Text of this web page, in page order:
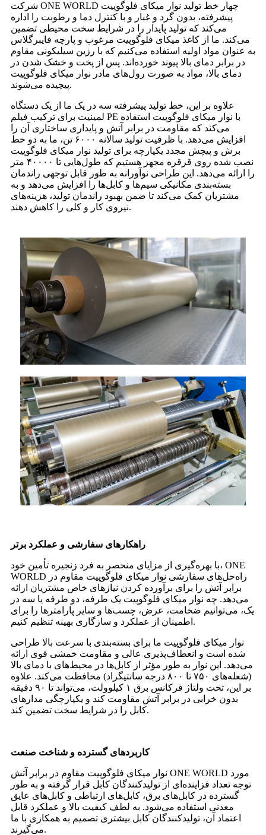
شرکت ONE WORLD چهار خط تولید نوار میکای فلوگوپیت
پیشرفته، بدون گرد و غبار و با کنترل دما و رطوبت را اداره
می‌کند که تولید پایدار را در شرایط سخت محیطی تضمین
می‌کند. ما از کاغذ میکای فلوگوپیت مرغوب و پارچه فایبرگلاس
به عنوان مواد اولیه استفاده می‌کنیم که با رزین سیلیکونی مقاوم
در برابر دمای بالا پیوند خورده‌اند. پس از پخت و خشک شدن در
دمای بالا، مواد به صورت رول‌های مادر نوار میکای فلوگوپیت
پیچیده می‌شوند.
علاوه بر این، خط تولید پیشرفته سه در یک ما از یک دستگاه
لمینیت برای ترکیب فیلم PE با نوار میکای فلوگوپیت استفاده
می‌کند که مقاومت در برابر آتش و پایداری ساختاری آن را
افزایش می‌دهد. با ظرفیت تولید سالانه ۶۰۰۰ تن، ما به دو خط
برش و پیچش مجدد یکپارچه برای تولید نوار میکای فلوگوپیت
نصب شده روی قرقره مجهز هستیم که طول‌هایی تا ۴۰۰۰۰ متر
را ارائه می‌دهد. این طراحی نوآورانه به طور قابل توجهی راندمان
بسته‌بندی مکانیکی سیم‌ها و کابل‌ها را افزایش می‌دهد و به
مشتریان کمک می‌کند تا ضمن بهبود راندمان تولید، هزینه‌های
نیروی کار و کلی را کاهش دهند.
راهکارهای سفارشی و عملکرد برتر
با بهره‌گیری از مزایای منحصر به فرد زنجیره تأمین خود، ONE
WORLD راه‌حل‌های سفارشی نوار میکای فلوگوپیت مقاوم در
برابر آتش را برای برآورده کردن نیازهای خاص مشتریان ارائه
می‌دهد. چه نوار میکای فلوگوپیت یک طرفه، دو طرفه یا سه در
یک، می‌توانیم ضخامت، عرض، چسب‌ها و سایر پارامترها را برای
اطمینان از عملکرد و سازگاری بهینه تنظیم کنیم.
نوار میکای فلوگوپیت ما برای بسته‌بندی با سرعت بالا طراحی
شده است و انعطاف‌پذیری عالی و مقاومت خمشی قوی ارائه
می‌دهد. این نوار به طور مؤثر از کابل‌ها در محیط‌های با دمای بالا
(شعله‌های ۷۵۰ تا ۸۰۰ درجه سانتیگراد) محافظت می‌کند. علاوه
بر این، تحت ولتاژ فرکانس برق ۱ کیلوولت، می‌تواند تا ۹۰ دقیقه
بدون خرابی در برابر آتش مقاومت کند و یکپارچگی مدارهای
کابل را در شرایط سخت تضمین کند.
کاربردهای گسترده و شناخت صنعت
نوار میکای فلوگوپیت مقاوم در برابر آتش ONE WORLD مورد
توجه تعداد فزاینده‌ای از تولیدکنندگان کابل قرار گرفته و به طور
گسترده در کابل‌های برق، کابل‌های ارتباطی و کابل‌های عایق
معدنی استفاده می‌شود. به لطف کیفیت بالا و عملکرد قابل
اعتماد آن، تولیدکنندگان کابل بیشتری تصمیم به همکاری با ما
می‌گیرند.